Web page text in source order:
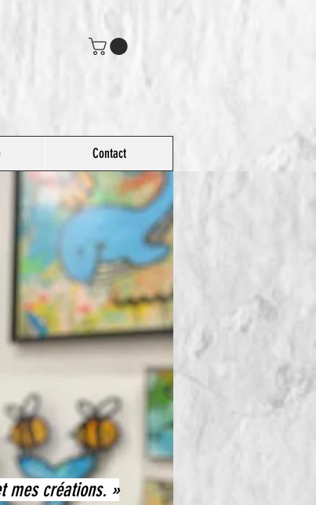
Contact
mes créations. »